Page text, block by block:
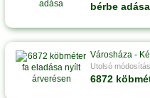
bérbe adása
Városháza -
Utolsó
6872